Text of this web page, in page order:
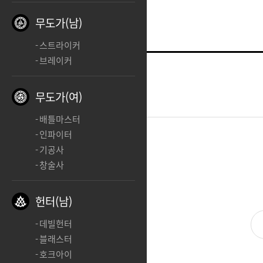
2025.10.22 15:38
무도가(남)
스트라이커
브레이커
무도가(여)
배틀마스터
인파이터
기공사
창술사
헌터(남)
데빌헌터
블래스터
호크아이